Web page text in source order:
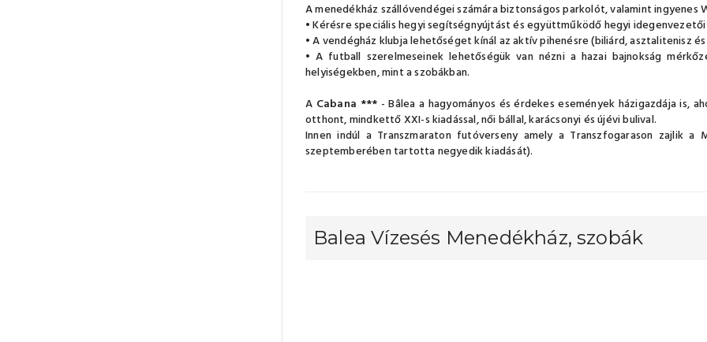
A menedékház szállóvendégei számára biztonságos parkolót, valamint
• Kérésre speciális hegyi segítségnyújtást és együttműködő hegyi
• A vendégház klubja lehetőséget kínál az aktív pihenésre (biliárd, asztalitenisz
• A futball szerelmeseinek lehetőségük van nézni a hazai bajnokság
helyiségekben, mint a szobákban.
A Cabana *** - Bâlea a hagyományos és érdekes események házigazdája is,
otthont, mindkettő XXI-s kiadással, női bállal, karácsonyi és újévi bulival.
Innen indúl a Transzmaraton futóverseny amely a Transzfogarason zajlik
szeptemberében tartotta negyedik kiadását).
Balea Vízesés Menedékház, szobák